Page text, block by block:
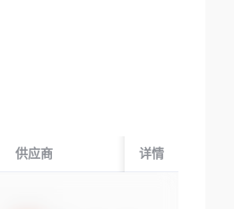
供应商 起运国/地区
详情